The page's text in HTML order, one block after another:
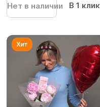
Нет в наличии В 1 клик